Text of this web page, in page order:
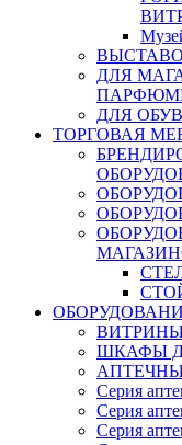
ДЛЯ
ДЛЯ
ТОРГОВАЯ
ШКАФЫ
Серия
Серия
Серия